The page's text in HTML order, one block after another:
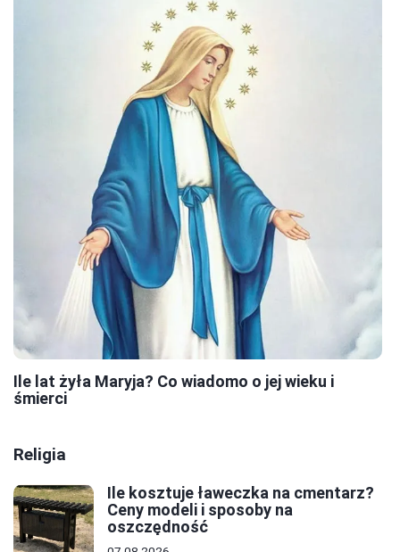
Ile lat żyła Maryja? Co wiadomo o jej wieku i
śmierci
Religia
Ile kosztuje ławeczka na cmentarz?
Ceny modeli i sposoby na
oszczędność